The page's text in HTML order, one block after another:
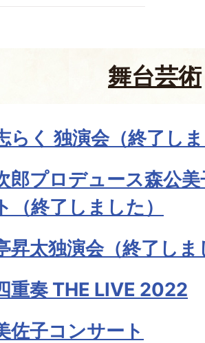
舞台芸術
らく 独演会（終了し
郎プロデュース森公
（終了しました）
昇太独演会（終了しま
重奏 THE LIVE 2022
佐子コンサート